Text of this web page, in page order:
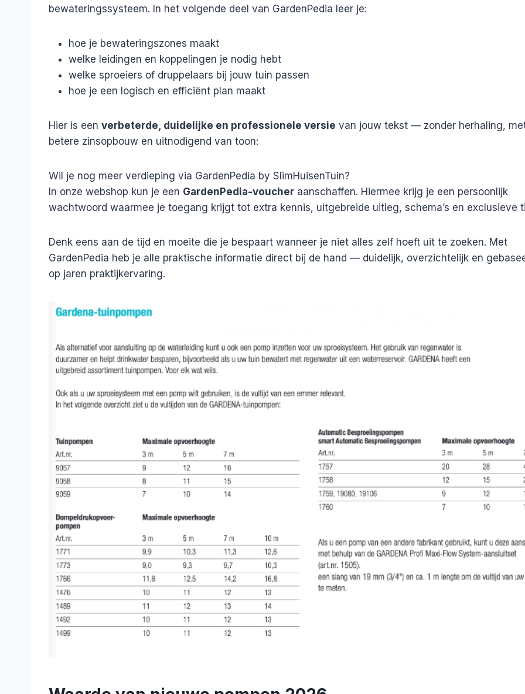
bewateringssysteem. In het volgende deel van GardenPedia leer je:
hoe je bewateringszones maakt
welke leidingen en koppelingen je nodig hebt
welke sproeiers of druppelaars bij jouw tuin passen
hoe je een logisch en efficiënt plan maakt
Hier is een verbeterde, duidelijke en professionele versie van jouw tekst — zonder herhaling,
betere zinsopbouw en uitnodigend van toon:
Wil je nog meer verdieping via GardenPedia by SlimHuisenTuin?
In onze webshop kun je een GardenPedia-voucher aanschaffen. Hiermee krijg je een persoonlijk
wachtwoord waarmee je toegang krijgt tot extra kennis, uitgebreide uitleg, schema’s en exclusieve
Denk eens aan de tijd en moeite die je bespaart wanneer je niet alles zelf hoeft uit te zoeken. Met
GardenPedia heb je alle praktische informatie direct bij de hand — duidelijk, overzichtelijk en
op jaren praktijkervaring.